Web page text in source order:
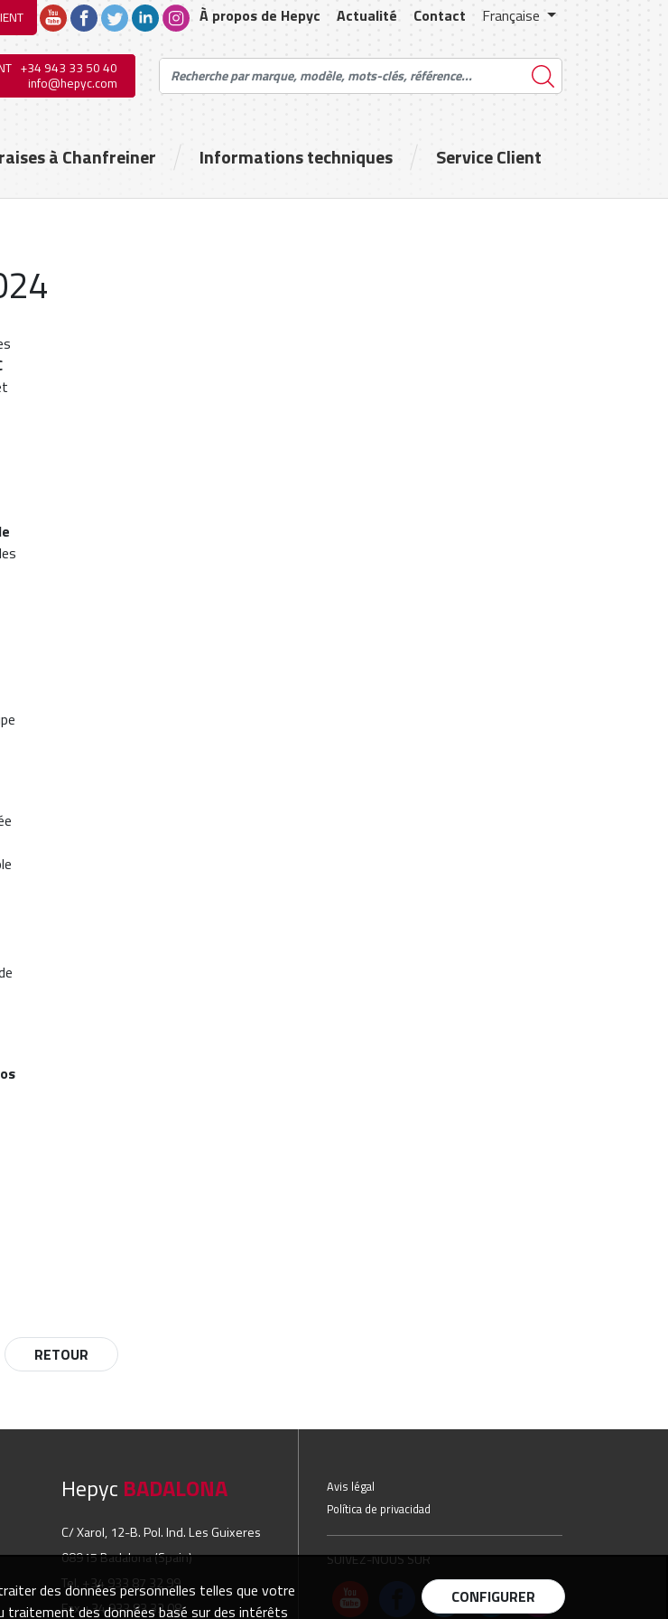
À propos de Hepyc Actualité Contact Française
+34 943 33 50 40
info@hepyc.com
à Chanfreiner Informations techniques Service Client
RETOUR
Hepyc BADALONA
C/ Xarol, 12-B. Pol. Ind. Les Guixeres
08915 Badalona (Spain)
Tel. +34 933 87 32 99
Fax +34 933 83 33 08
Avis légal
Política de privacidad
SUIVEZ-NOUS SUR
des données personnelles telles que votre
des données basé sur des intérêts
CONFIGURER